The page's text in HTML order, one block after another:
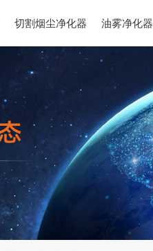
切割烟尘净化器 油雾净化器